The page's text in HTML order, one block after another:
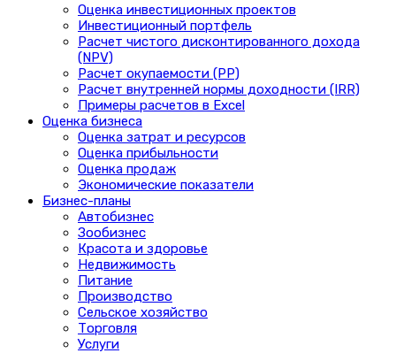
Оценка инвестиционных проектов
Инвестиционный портфель
Расчет чистого дисконтированного дохода
(NPV)
Расчет окупаемости (PP)
Расчет внутренней нормы доходности (IRR)
Примеры расчетов в Excel
Оценка бизнеса
Оценка затрат и ресурсов
Оценка прибыльности
Оценка продаж
Экономические показатели
Бизнес-планы
Автобизнес
Зообизнес
Красота и здоровье
Недвижимость
Питание
Производство
Сельское хозяйство
Торговля
Услуги